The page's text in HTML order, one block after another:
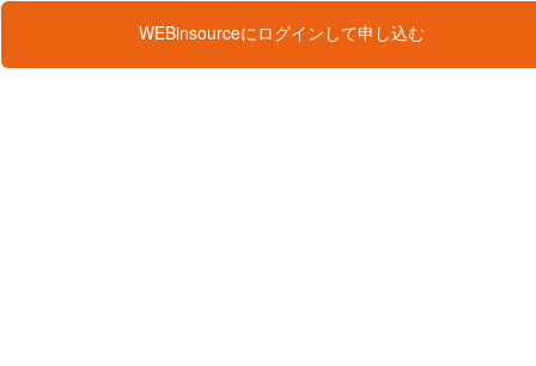
WEBinsourceにログインして申し込む